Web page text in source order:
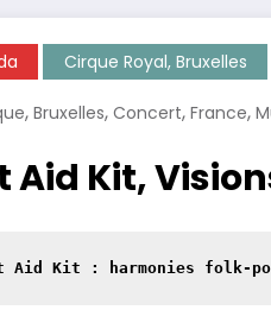
Cirque Royal, Bruxelles
, Bruxelles, Concert, France,
Aid Kit,
Aid Kit : harmonies folk-